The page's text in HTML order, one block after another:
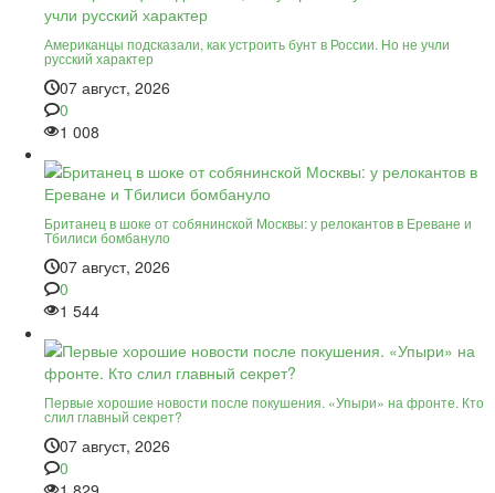
Американцы подсказали, как устроить бунт в России. Но не учли
русский характер
07 август, 2026
0
1 008
Британец в шоке от собянинской Москвы: у релокантов в Ереване и
Тбилиси бомбануло
07 август, 2026
0
1 544
Первые хорошие новости после покушения. «Упыри» на фронте. Кто
слил главный секрет?
07 август, 2026
0